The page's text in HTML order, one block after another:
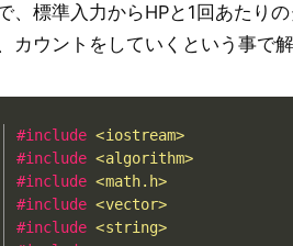
、標準入力からHPと1回あたり
カウントをしていくという事で
#include <iostream>
#include <algorithm>
#include <math.h>
#include <vector>
#include <string>